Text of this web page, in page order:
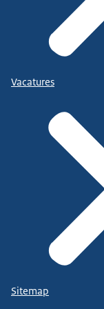
Vacatures
Sitemap